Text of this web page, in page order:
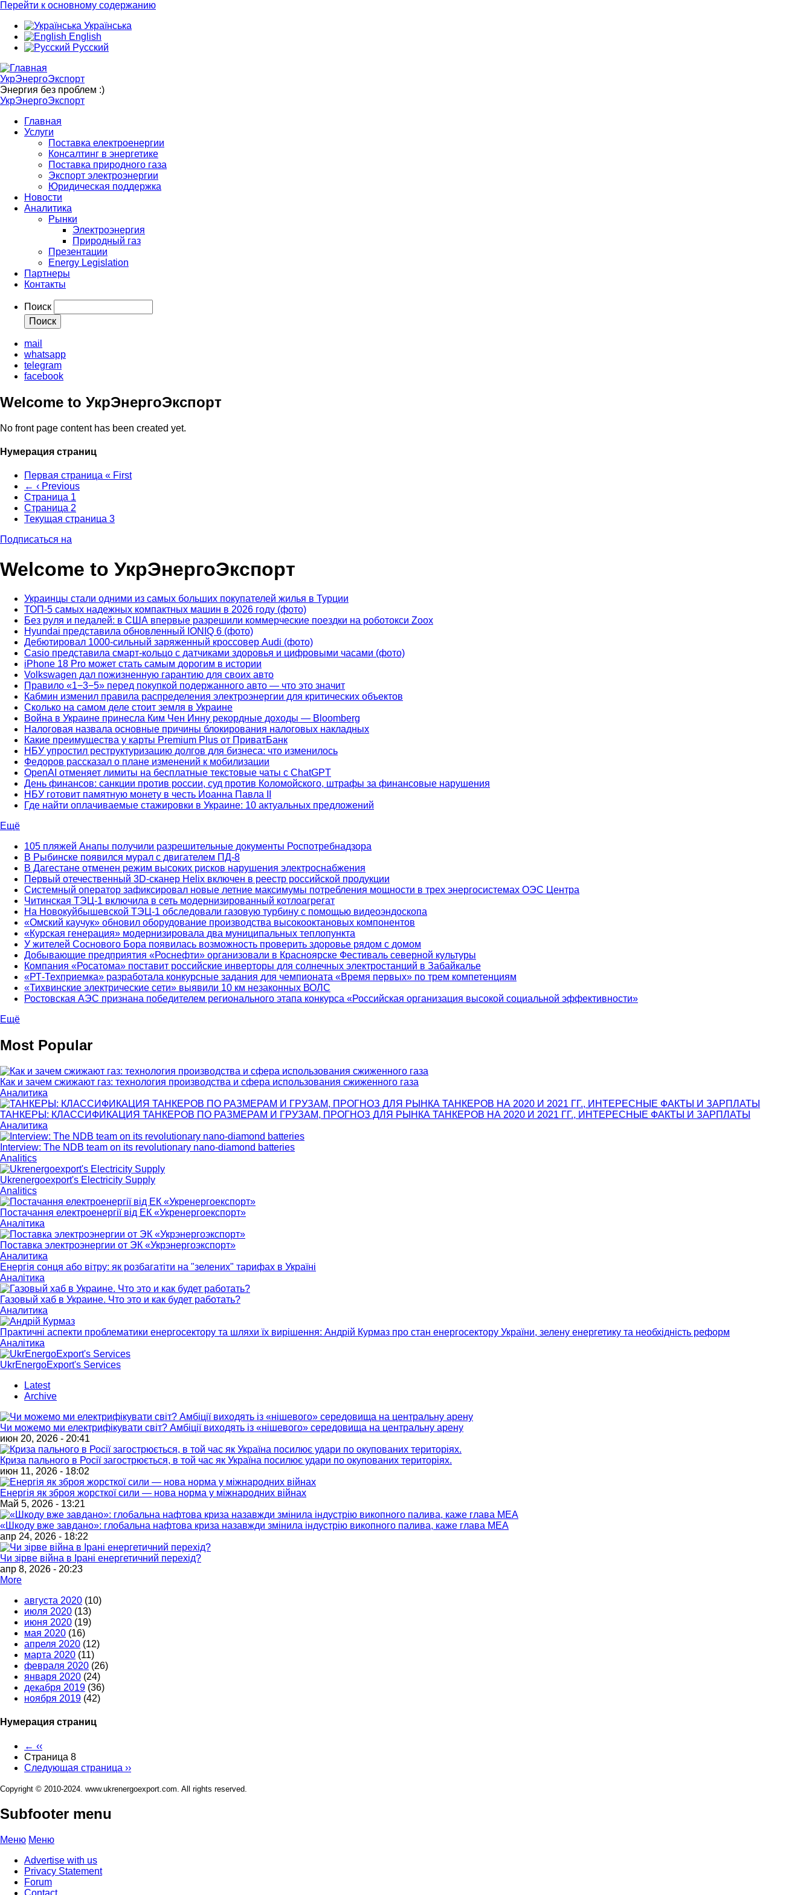
Перейти к основному содержанию
Українська
English
Русский
УкрЭнергоЭкспорт
Энергия без проблем :)
УкрЭнергоЭкспорт
Главная
Услуги
Поставка електроенергии
Консалтинг в энергетике
Поставка природного газа
Экспорт электроэнергии
Юридическая поддержка
Новости
Аналитика
Рынки
Электроэнергия
Природный газ
Презентации
Energy Legislation
Партнеры
Контакты
Поиск
mail
whatsapp
telegram
facebook
Welcome to УкрЭнергоЭкспорт
No front page content has been created yet.
Нумерация страниц
Первая страница « First
← ‹ Previous
Страница 1
Страница 2
Текущая страница 3
Подписаться на
Welcome to УкрЭнергоЭкспорт
Украинцы стали одними из самых больших покупателей жилья в Турции
ТОП-5 самых надежных компактных машин в 2026 году (фото)
Без руля и педалей: в США впервые разрешили коммерческие поездки на роботокси Zoox
Hyundai представила обновленный IONIQ 6 (фото)
Дебютировал 1000-сильный заряженный кроссовер Audi (фото)
Casio представила смарт-кольцо с датчиками здоровья и цифровыми часами (фото)
iPhone 18 Pro может стать самым дорогим в истории
Volkswagen дал пожизненную гарантию для своих авто
Правило «1−3−5» перед покупкой подержанного авто — что это значит
Кабмин изменил правила распределения электроэнергии для критических объектов
Сколько на самом деле стоит земля в Украине
Война в Украине принесла Ким Чен Инну рекордные доходы — Bloomberg
Налоговая назвала основные причины блокирования налоговых накладных
Какие преимущества у карты Premium Plus от ПриватБанк
НБУ упростил реструктуризацию долгов для бизнеса: что изменилось
Федоров рассказал о плане изменений к мобилизации
OpenAI отменяет лимиты на бесплатные текстовые чаты с ChatGPT
День финансов: санкции против россии, суд против Коломойского, штрафы за финансовые нарушения
НБУ готовит памятную монету в честь Иоанна Павла II
Где найти оплачиваемые стажировки в Украине: 10 актуальных предложений
Ещё
105 пляжей Анапы получили разрешительные документы Роспотребнадзора
В Рыбинске появился мурал с двигателем ПД-8
В Дагестане отменен режим высоких рисков нарушения электроснабжения
Первый отечественный 3D-сканер Helix включен в реестр российской продукции
Системный оператор зафиксировал новые летние максимумы потребления мощности в трех энергосистемах ОЭС Центра
Читинская ТЭЦ-1 включила в сеть модернизированный котлоагрегат
На Новокуйбышевской ТЭЦ-1 обследовали газовую турбину с помощью видеоэндоскопа
«Омский каучук» обновил оборудование производства высокооктановых компонентов
«Курская генерация» модернизировала два муниципальных теплопункта
У жителей Соснового Бора появилась возможность проверить здоровье рядом с домом
Добывающие предприятия «Роснефти» организовали в Красноярске Фестиваль северной культуры
Компания «Росатома» поставит российские инверторы для солнечных электростанций в Забайкалье
«РТ-Техприемка» разработала конкурсные задания для чемпионата «Время первых» по трем компетенциям
«Тихвинские электрические сети» выявили 10 км незаконных ВОЛС
Ростовская АЭС признана победителем регионального этапа конкурса «Российская организация высокой социальной эффективности»
Ещё
Most Popular
Как и зачем сжижают газ: технология производства и сфера использования сжиженного газа
Аналитика
ТАНКЕРЫ: КЛАССИФИКАЦИЯ ТАНКЕРОВ ПО РАЗМЕРАМ И ГРУЗАМ, ПРОГНОЗ ДЛЯ РЫНКА ТАНКЕРОВ НА 2020 И 2021 ГГ., ИНТЕРЕСНЫЕ ФАКТЫ И ЗАРПЛАТЫ
Аналитика
Interview: The NDB team on its revolutionary nano-diamond batteries
Analitics
Ukrenergoexport's Electricity Supply
Analitics
Постачання електроенергії від ЕК «Укренергоекспорт»
Аналітика
Поставка электроэнергии от ЭК «Укрэнергоэкспорт»
Аналитика
Енергія сонця або вітру: як розбагатіти на "зелених" тарифах в Україні
Аналітика
Газовый хаб в Украине. Что это и как будет работать?
Аналитика
Практичні аспекти проблематики енергосектору та шляхи їх вирішення: Андрій Курмаз про стан енергосектору України, зелену енергетику та необхідність реформ
Аналітика
UkrEnergoExport's Services
Latest
Archive
Чи можемо ми електрифікувати світ? Амбіції виходять із «нішевого» середовища на центральну арену
июн 20, 2026 - 20:41
Криза пального в Росії загострюється, в той час як Україна посилює удари по окупованих територіях.
июн 11, 2026 - 18:02
Енергія як зброя жорсткої сили — нова норма у міжнародних війнах
Май 5, 2026 - 13:21
«Шкоду вже завдано»: глобальна нафтова криза назавжди змінила індустрію викопного палива, каже глава МЕА
апр 24, 2026 - 18:22
Чи зірве війна в Ірані енергетичний перехід?
апр 8, 2026 - 20:23
More
августа 2020 (10)
июля 2020 (13)
июня 2020 (19)
мая 2020 (16)
апреля 2020 (12)
марта 2020 (11)
февраля 2020 (26)
января 2020 (24)
декабря 2019 (36)
ноября 2019 (42)
Нумерация страниц
← ‹‹
Страница 8
Следующая страница ››
Copyright © 2010-2024. www.ukrenergoexport.com. All rights reserved.
Subfooter menu
Меню Меню
Advertise with us
Privacy Statement
Forum